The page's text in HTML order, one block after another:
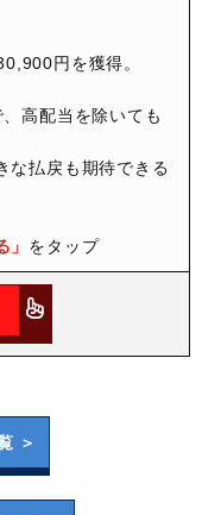
円を獲得。
高配当を除いても
な払戻も期待できる
」 をタップ
＞